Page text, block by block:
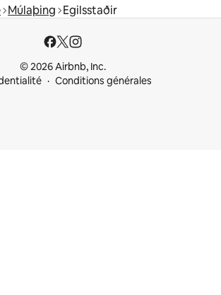
Múlaþing Egilsstaðir
© 2026 Airbnb, Inc.
Conditions générales